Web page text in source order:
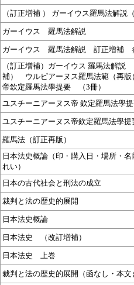
（訂正増補 ） ガーイウス羅馬法解説（
ガーイウス 羅馬法解説
ガーイウス 羅馬法解説 訂正増補
（訂正増補）ガーイウス 羅馬法解説
補） ウルピアーヌス羅馬法範（再版
帝欽定羅馬法學提要 （3冊）
ユスチーニアーヌス帝 欽定羅馬法學
ユスチーニアーヌス帝欽定羅馬法學
羅馬法（訂正再版）
日本法史概論（印・購入日・場所・
れい）
日本の古代社会と刑法の成立
裁判と法の歴史的展開
日本法史概論
日本法史 （改訂増補）
日本法史 上巻
裁判と法の歴史的展開（函なし・本文